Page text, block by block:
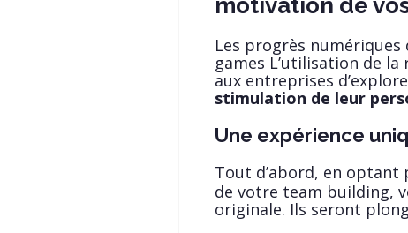
motivation de
Les progrès numériques
games L’utilisation de
aux entreprises
stimulation de leur
Une expérience
Tout d’abord, en optant
de votre team building,
originale. Ils seront